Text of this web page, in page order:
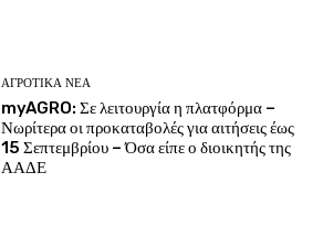
ΑΓΡΟΤΙΚΆ ΝΈΑ
myAGRO: Σε λειτουργία η πλατφόρμα –
Νωρίτερα οι προκαταβολές για αιτήσεις έως
15 Σεπτεμβρίου – Όσα είπε ο διοικητής της
ΑΑΔΕ